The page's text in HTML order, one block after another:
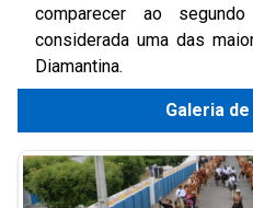
comparecer ao
considerada uma das
Diamantina.
Galeria